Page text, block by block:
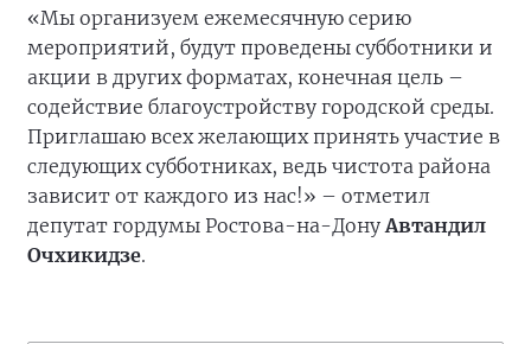
«Мы организуем ежемесячную серию
мероприятий, будут проведены субботники и
акции в других форматах, конечная цель –
содействие благоустройству городской среды.
Приглашаю всех желающих принять участие в
следующих субботниках, ведь чистота района
зависит от каждого из нас!» – отметил
депутат гордумы Ростова-на-Дону Автандил
Очхикидзе.